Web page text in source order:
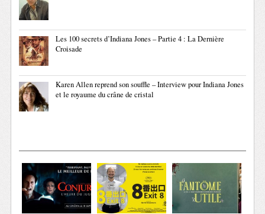
Les 100 secrets d’Indiana Jones – Partie 4 : La Dernière
Croisade
Karen Allen reprend son souffle – Interview pour Indiana Jones
et le royaume du crâne de cristal